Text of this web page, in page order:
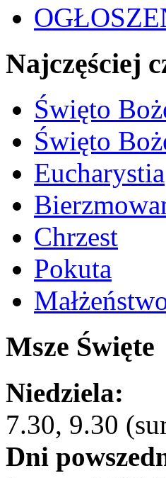
Najczęściej
Święto
Święto
Eucharystia
Chrzest
Pokuta
Msze Święte
Niedziela:
7.30, 9.30
Dni